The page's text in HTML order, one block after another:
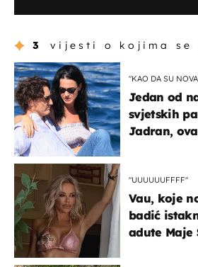
3 vijesti o kojima se
"KAO DA SU
Jedan od
svjetskih
Jadran,
"UUUUUUFFFF"
Vau, koje
badić
adute Maje